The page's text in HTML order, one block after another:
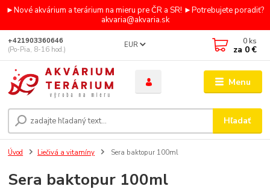
►Nové akvárium a terárium na mieru pre ČR a SR! ►Potrebujete poradiť?
akvaria@akvaria.sk
Menu
EUR
Hľadať
+421903360646
(Po-Pia, 8-16 hod.)
0 ks
za 0 €
Úvod Liečivá a vitamíny Sera baktopur 100ml
Sera baktopur 100ml